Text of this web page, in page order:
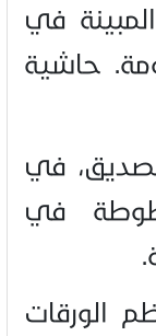
المبينة في
حاشية
في
في
الورقات